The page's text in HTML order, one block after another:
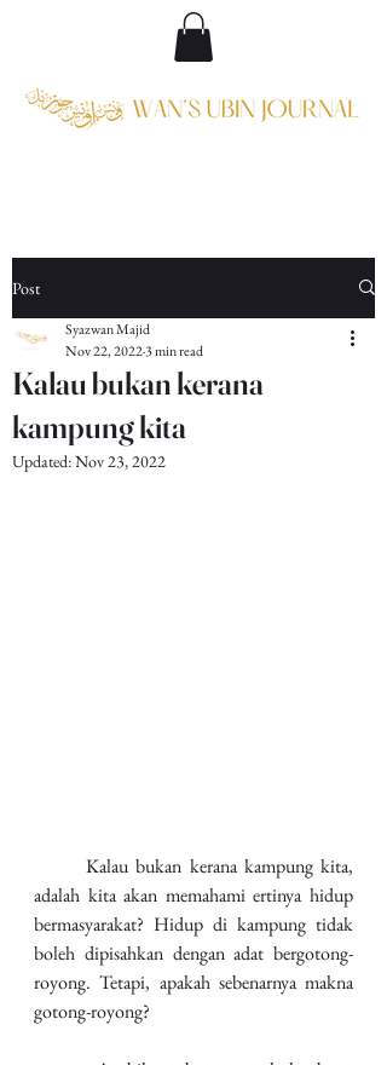
Post
Kalau bukan kerana
kampung kita
Syazwan Majid
Nov 22, 20223 min read
Updated:Nov 23, 2022
	Kalau bukan kerana kampung kita,
adalah kita akan memahami ertinya hidup
bermasyarakat? Hidup di kampung tidak
boleh dipisahkan dengan adat bergotong-
royong. Tetapi, apakah sebenarnya makna
gotong-royong?